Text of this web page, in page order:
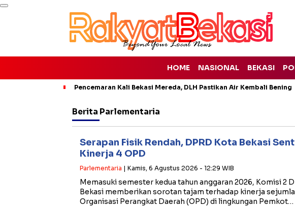
HOME NASIONAL BEKASI
Pencemaran Kali Bekasi Mereda, DLH Pastikan Air Kembali Bening
Berita Parlementaria
Serapan Fisik Rendah, DPRD Kota Bekasi
Kinerja 4 OPD
Parlementaria | Kamis, 6 Agustus 2026 - 12:29 WIB
​Memasuki semester kedua tahun anggaran 2026, Komisi 2
Bekasi memberikan sorotan tajam terhadap kinerja
Organisasi Perangkat Daerah (OPD) di lingkungan Pemkot…